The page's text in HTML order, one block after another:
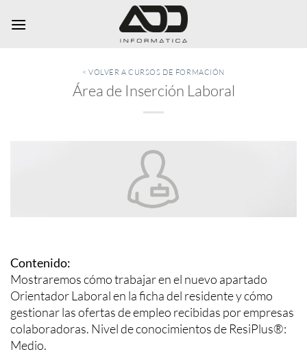
< VOLVER A CURSOS DE FORMACIÓN
Área de Inserción Laboral
Contenido:
Mostraremos cómo trabajar en el nuevo apartado
Orientador Laboral en la ficha del residente y cómo
gestionar las ofertas de empleo recibidas por empresas
colaboradoras. Nivel de conocimientos de ResiPlus®:
Medio.